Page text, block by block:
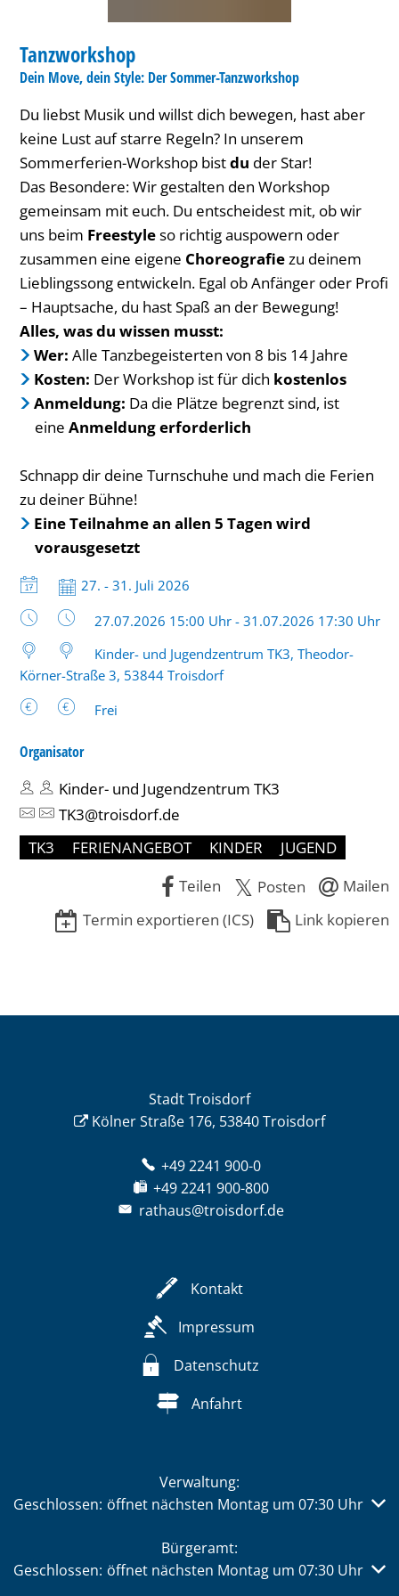
KATEGORIE: FERIENANGEBOT
Tanzworkshop
Dein Move, dein Style: Der Sommer-Tanzworkshop
Du liebst Musik und willst dich bewegen, hast aber
keine Lust auf starre Regeln? In unserem
Sommerferien-Workshop bistdu der Star!
Das Besondere: Wir gestalten den Workshop
gemeinsam mit euch. Du entscheidest mit, ob wir
uns beim Freestyleso richtig auspowern oder
zusammen eine eigene Choreografiezu deinem
Lieblingssong entwickeln. Egal ob Anfänger oder Profi
– Hauptsache, du hast Spaß an der Bewegung!
Alles, was du wissen musst:
Wer: Alle Tanzbegeisterten von 8 bis 14 Jahre
Kosten: Der Workshop ist für dich kostenlos
Anmeldung: Da die Plätze begrenzt sind, ist
eine Anmeldung erforderlich
Schnapp dir deine Turnschuhe und mach die Ferien
zu deiner Bühne!
Eine Teilnahme an allen 5 Tagen wird
vorausgesetzt
Datum:
27. - 31. Juli 2026
Uhrzeit:
27.07.2026 15:00 Uhr - 31.07.2026 17:30 Uhr
Kinder- und Jugendzentrum TK3, Theodor-
Körner-Straße 3, 53844 Troisdorf
Frei
Organisator
Kinder- und Jugendzentrum TK3
TK3@troisdorf.de
TK3
FERIENANGEBOT KINDER
JUGEND
Teilen
Posten
Mailen
Termin exportieren (ICS)
Link kopieren
Stadt Troisdorf
Kölner Straße 176, 53840 Troisdorf
+49 2241 900-0
+49 2241 900-800
rathaus@troisdorf.de
Kontakt
Impressum
Datenschutz
Anfahrt
Verwaltung:
Klicken, um weitere Öffnungs- oder Schließzeiten
Geschlossen: öffnet nächsten Montag um 07:30 Uhr
Bürgeramt:
Klicken, um weitere Öffnungs- oder Schließzeiten
Geschlossen: öffnet nächsten Montag um 07:30 Uhr